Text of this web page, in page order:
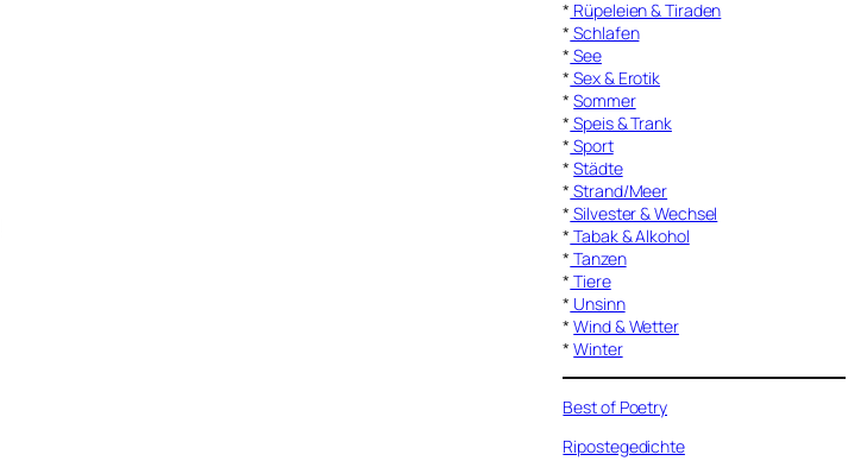
* Rüpeleien & Tiraden
* Schlafen
* See
* Sex & Erotik
*Sommer
* Speis & Trank
* Sport
*Städte
* Strand/Meer
* Silvester & Wechsel
* Tabak & Alkohol
* Tanzen
* Tiere
* Unsinn
*Wind & Wetter
*Winter
Best of Poetry
Ripostegedichte